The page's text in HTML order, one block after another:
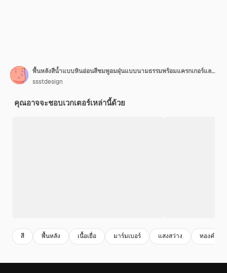
พื้นหลังสีน้ำแบบหินอ่อนสีชมพูอมฝุ่นแบบนามธรรมพร้อมแครกเกอร์และคราบสีทอง
ssstdesign
คุณอาจจะชอบเวกเตอร์เหล่านี้ด้วย
สี พื้นหลัง เนื้อเยื่อ มาร์มเบอร์ แสงสว่าง ทองคํา